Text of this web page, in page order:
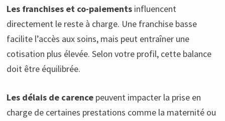
Les franchises et co-paiementsinfluencent
directement le reste à charge. Une franchise basse
facilite l’accès aux soins, mais peut entraîner une
cotisation plus élevée. Selon votre profil, cette balance
doit être équilibrée.
Les délais de carencepeuvent impacter la prise en
charge de certaines prestations comme la maternité ou